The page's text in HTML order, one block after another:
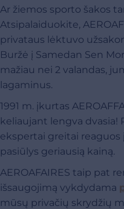
Ar žiemos sporto šakos
Atsipalaiduokite,
privataus lėktuvo
Buržė į Samedan Sen
mažiau nei 2 valandas,
lagaminus.
1991 m. įkurtas
keliaujant lengva dvasia!
ekspertai greitai
pasiūlys geriausią kainą.
AEROAFAIRES taip pat
išsaugojimą vykdydama
mūsų privačių skrydžių